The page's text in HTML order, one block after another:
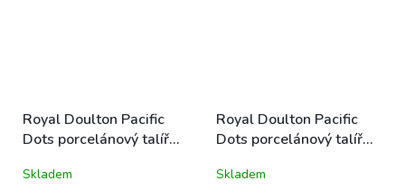
Royal Doulton Pacific
Dots porcelánový talíř
letní mořský
Skladem
Royal Doulton Pacific
Dots porcelánový talíř
bílý letní mořský
Skladem